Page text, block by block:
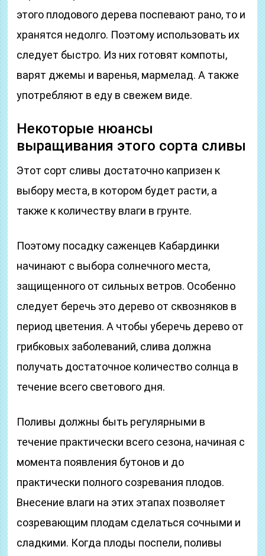
этого плодового дерева поспевают рано, то и
хранятся недолго. Поэтому использовать их
следует быстро. Из них готовят компоты,
варят джемы и варенья, мармелад. А также
употребляют в еду в свежем виде.
Некоторые нюансы
выращивания этого сорта сливы
Этот сорт сливы достаточно капризен к
выбору места, в котором будет расти, а
также к количеству влаги в грунте.
Поэтому посадку саженцев Кабардинки
начинают с выбора солнечного места,
защищенного от сильных ветров. Особенно
следует беречь это дерево от сквозняков в
период цветения. А чтобы уберечь дерево от
грибковых заболеваний, слива должна
получать достаточное количество солнца в
течение всего светового дня.
Поливы должны быть регулярными в
течение практически всего сезона, начиная с
момента появления бутонов и до
практически полного созревания плодов.
Внесение влаги на этих этапах позволяет
созревающим плодам сделаться сочными и
сладкими. Когда плоды поспели, поливы